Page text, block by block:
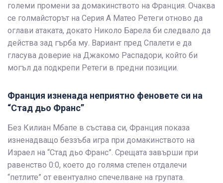
големи промени за домакинството на Франция. Очаква
се голмайсторът на Серия А Матео Ретеги отново да
оглави атаката, докато Николо Барела би следвало да
действа зад гърба му. Вариант пред Спалети е да
гласува доверие на Джакомо Распадори, който би
могъл да подкрепи Ретеги в предни позиции.
Франция изненада неприятно феновете си на
“Стад дьо Франс”
Без Килиан Мбапе в състава си, Франция показа
изненадващо беззъба игра при домакинството на
Израел на “Стад дьо Франс”. Срещата завърши при
равенство 0:0, което до голяма степен отдалечи
“петлите” от евентуално спечелване на групата.